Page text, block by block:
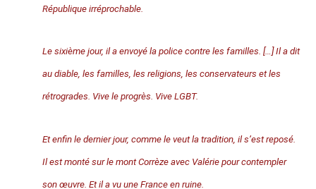
République irréprochable.
Le sixième jour, il a envoyé la police contre les familles. […] Il a dit
au diable, les familles, les religions, les conservateurs et les
rétrogrades. Vive le progrès. Vive LGBT.
Et enfin le dernier jour, comme le veut la tradition, il s’est reposé.
Il est monté sur le mont Corrèze avec Valérie pour contempler
son œuvre. Et il a vu une France en ruine.